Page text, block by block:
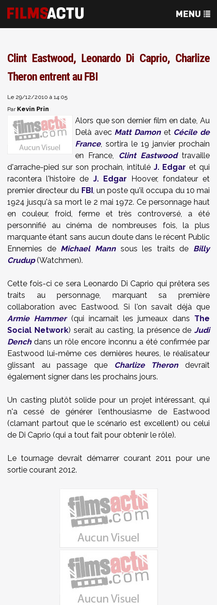
Clint Eastwood, Leonardo Di Caprio, Charlize
Theron entrent au FBI
Le 29/12/2010 à 14:05
Par Kevin Prin
Alors que son dernier film en date, Au
Delà avec Matt Damonet Cécile de
France, sortira le 19 janvier prochain
en France, Clint Eastwoodtravaille
d'arrache-pied sur son prochain, intitulé J. Edgar et qui
racontera l'histoire de J. Edgar Hoover, fondateur et
premier directeur du FBI, un poste qu'il occupa du 10 mai
1924 jusqu'à sa mort le 2 mai 1972. Ce personnage haut
en couleur, froid, ferme et très controversé, a été
personnifié au cinéma de nombreuses fois, la plus
marquante étant sans aucun doute dans le récent Public
Ennemies de Michael Mannsous les traits de Billy
Crudup(Watchmen).
Cette fois-ci ce sera Leonardo Di Caprio qui prêtera ses
traits au personnage, marquant sa première
collaboration avec Eastwood. Si l'on savait déjà que
Armie Hammer(qui incarnait les jumeaux dans The
Social Network) serait au casting, la présence de Judi
Denchdans un rôle encore inconnu a été confirmée par
Eastwood lui-même ces dernières heures, le réalisateur
glissant au passage que Charlize Therondevrait
également signer dans les prochains jours.
Un casting plutôt solide pour un projet intéressant, qui
n'a cessé de générer l'enthousiasme de Eastwood
(clamant partout que le scénario est excellent) ou celui
de Di Caprio (qui a tout fait pour obtenir le rôle).
Le tournage devrait démarrer courant 2011 pour une
sortie courant 2012.